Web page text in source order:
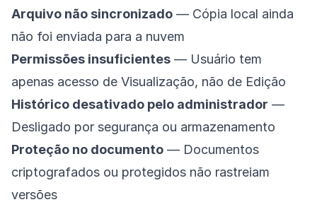
Arquivo não sincronizado — Cópia local ainda
não foi enviada para a nuvem
Permissões insuficientes — Usuário tem
apenas acesso de Visualização, não de Edição
Histórico desativado pelo administrador —
Desligado por segurança ou armazenamento
Proteção no documento — Documentos
criptografados ou protegidos não rastreiam
versões